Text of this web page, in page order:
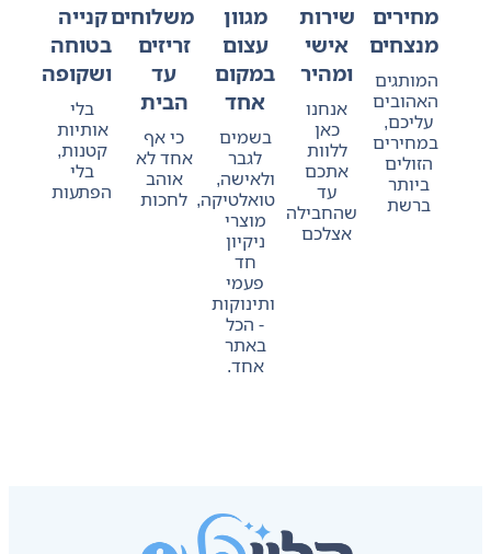
מחירים
מנצחים
המותגים
האהובים
עליכם,
במחירים
הזולים
ביותר
ברשת
שירות
אישי
ומהיר
אנחנו
כאן
ללוות
אתכם
עד
שהחבילה
אצלכם
מגוון
עצום
במקום
אחד
בשמים
לגבר
ולאישה,
טואלטיקה,
מוצרי
ניקיון
חד
פעמי
ותינוקות
- הכל
באתר
אחד.
משלוחים
זריזים
עד
הבית
כי אף
אחד לא
אוהב
לחכות
קנייה
בטוחה
ושקופה
בלי
אותיות
קטנות,
בלי
הפתעות